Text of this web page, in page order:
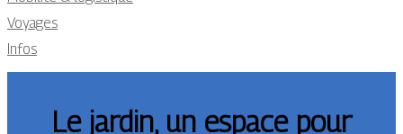
Voyages
Infos
Le jardin, un espace pour